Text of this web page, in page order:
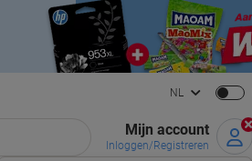
NL
Mijn account
Inloggen/Registreren